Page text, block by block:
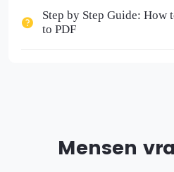
Step by Step Guide: How
to PDF
Mensen